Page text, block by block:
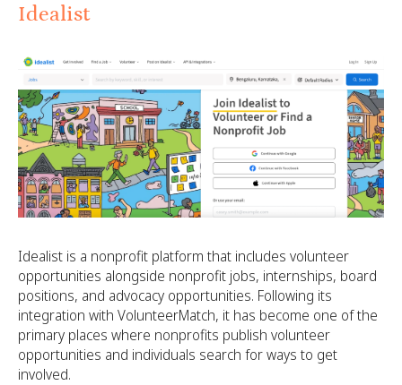
Idealist
Idealist is a nonprofit platform that includes volunteer
opportunities alongside nonprofit jobs, internships, board
positions, and advocacy opportunities. Following its
integration with VolunteerMatch, it has become one of the
primary places where nonprofits publish volunteer
opportunities and individuals search for ways to get
involved.